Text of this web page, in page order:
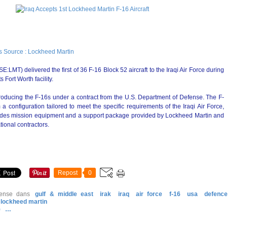
Source : Lockheed Martin
delivered the first of 36 F-16 Block 52 aircraft to the Iraqi Air Force during
Fort Worth facility.
the F-16s under a contract from the U.S. Department of Defense. The F-
configuration tailored to meet the specific requirements of the Iraqi Air Force,
mission equipment and a support package provided by Lockheed Martin and
contractors.
Repost 0
dans gulf & middle east irak iraq air force f-16 usa
defence
lockheed martin
…